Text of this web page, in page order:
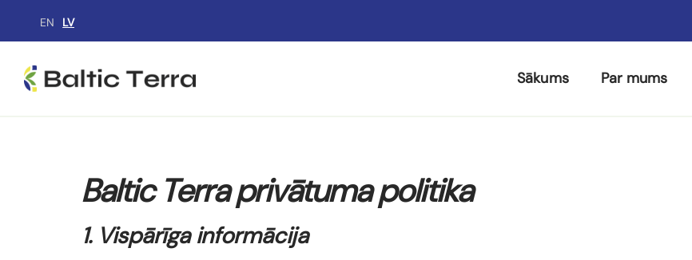
EN LV
Sākums Par mums
Baltic Terra privātuma politika
1. Vispārīga informācija